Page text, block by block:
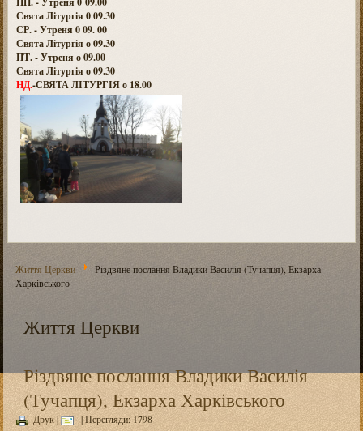
Свята Літургія 0 09.30
СР. - Утреня 0 09. 00
Свята Літургія о 09.30
ПТ. - Утреня о 09.00
Свята Літургія о 09.30
НД.-СВЯТА ЛІТУРГІЯ о 18.00
Життя Церкви
Різдвяне послання Владики Василія (Тучапця), Екзарха
Харківського
Життя Церкви
Різдвяне послання Владики Василія
(Тучапця), Екзарха Харківського
Друк| | Перегляди: 1798